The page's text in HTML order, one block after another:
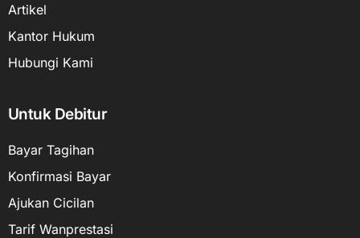
Artikel
Kantor Hukum
Hubungi Kami
Untuk Debitur
Bayar Tagihan
Konfirmasi Bayar
Ajukan Cicilan
Tarif Wanprestasi